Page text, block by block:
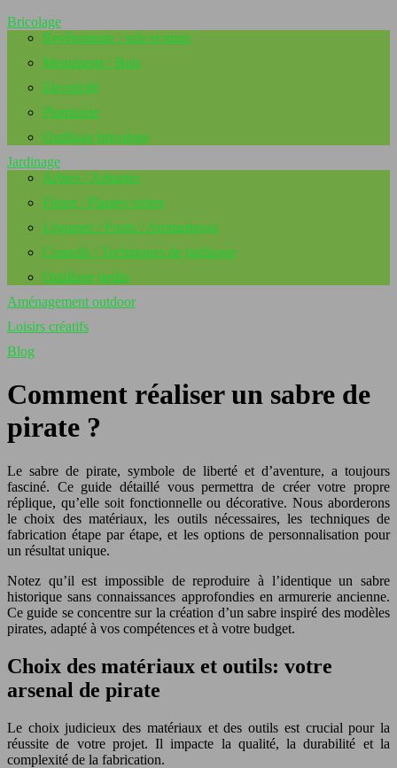
Bricolage
Revêtements : sols et murs
Menuiserie / Bois
Electricité
Plomberie
Outillage bricolage
Jardinage
Arbres / Arbustes
Fleurs / Plantes vertes
Légumes / Fruits / Aromatiques
Conseils / Techniques de jardinage
Outillage jardin
Aménagement outdoor
Loisirs créatifs
Blog
Comment réaliser un sabre de
pirate ?
Le sabre de pirate, symbole de liberté et d’aventure, a toujours
fasciné. Ce guide détaillé vous permettra de créer votre propre
réplique, qu’elle soit fonctionnelle ou décorative. Nous aborderons
le choix des matériaux, les outils nécessaires, les techniques de
fabrication étape par étape, et les options de personnalisation pour
un résultat unique.
Notez qu’il est impossible de reproduire à l’identique un sabre
historique sans connaissances approfondies en armurerie ancienne.
Ce guide se concentre sur la création d’un sabre inspiré des modèles
pirates, adapté à vos compétences et à votre budget.
Choix des matériaux et outils: votre
arsenal de pirate
Le choix judicieux des matériaux et des outils est crucial pour la
réussite de votre projet. Il impacte la qualité, la durabilité et la
complexité de la fabrication.